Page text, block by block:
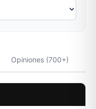
Opiniones (700+)